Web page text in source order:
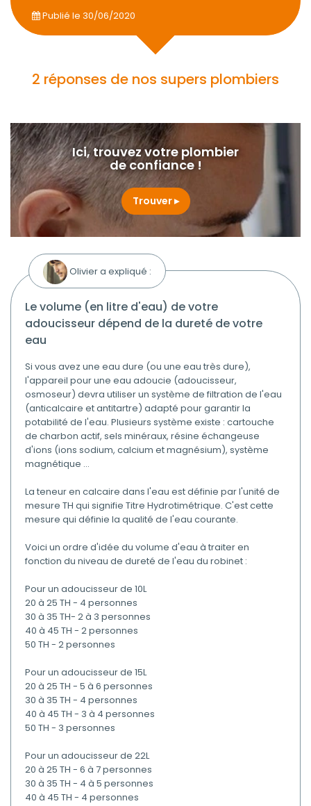
Publié le 30/06/2020
2 réponses de nos supers plombiers
Ici, trouvez votre plombier
de confiance !
Trouver
Olivier a expliqué :
le volume (en litre d'eau) de votre
adoucisseur dépend de la dureté de votre
eau
Si vous avez une eau dure (ou une eau très dure),
l'appareil pour une eau adoucie (adoucisseur,
osmoseur) devra utiliser un système de filtration de l'eau
(anticalcaire et antitartre) adapté pour garantir la
potabilité de l'eau. Plusieurs système existe : cartouche
de charbon actif, sels minéraux, résine échangeuse
d'ions (ions sodium, calcium et magnésium), système
magnétique ...
La teneur en calcaire dans l'eau est définie par l'unité de
mesure TH qui signifie Titre Hydrotimétrique. C'est cette
mesure qui définie la qualité de l'eau courante.
Voici un ordre d'idée du volume d'eau à traiter en
fonction du niveau de dureté de l'eau du robinet :
Pour un adoucisseur de 10L
20 à 25 TH - 4 personnes
30 à 35 TH- 2 à 3 personnes
40 à 45 TH - 2 personnes
50 TH - 2 personnes
Pour un adoucisseur de 15L
20 à 25 TH - 5 à 6 personnes
30 à 35 TH - 4 personnes
40 à 45 TH - 3 à 4 personnes
50 TH - 3 personnes
Pour un adoucisseur de 22L
20 à 25 TH - 6 à 7 personnes
30 à 35 TH - 4 à 5 personnes
40 à 45 TH - 4 personnes